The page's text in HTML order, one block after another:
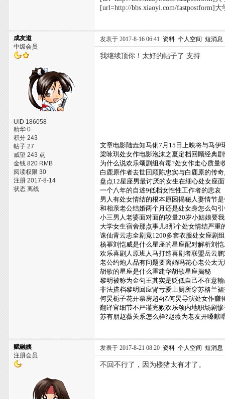
[url=http://bbs.xiaoyi.com/fastpostform]
成友道
中级会员
UID 186058
精华 0
积分 243
帖子 27
威望 243 点
金钱 820 RMB
阅读权限 30
注册 2017-8-14
状态 离线
发表于 2017-8-16 06:41 资料 个人空间 短消息
我继续顶你！太好的帖子了 支持
文章电影陆垚知马俐7月15日上映将与马伊
梁咏琪处女作电影泡沫之夏定档回顾经典
为什么说欢乐颂剧组有毒?处女作走心质量
白鹿原作者去世回顾陈忠实与白鹿原的传
盘点12星座男最讨厌的女生在细心处女座
一个八年的自述9低档女性性工作者的悲哀
男人有处女情结的根本原因揭秘人妻情节
和相亲老公结婚两个月还是处女身怎么勾
小三男人老婆面对面的较量20岁小姑娘要
大学女生宿舍那点事儿8那个处女情结严重
诛仙青云志全剧竟1200多套衣服处女座剧
杨幂刘恺威是什么星座的星座配对解析刘
欢乐喜剧人原班人马打造喜剧者联盟岳云
老公约炮人品有问题要离婚吗花心老公太
胡歌的星座是什么霍建华胡歌星座揭秘
黎明被称为金句王其实是贬低自己不在意
非法搭档黎明回应肾亏爱上厕所穿苏格兰
何炅栀子花开票房超4亿何炅导演处女作赚
翻译官细节不严谨完败欢乐颂内地职场剧
苏有朋赵薇关系怎么样?赵薇为老友开嗓献
赋融姨
注册会员
发表于 2017-8-21 08:20 资料 个人空间 短消息
不回不行了，因为楼猪太有才了。